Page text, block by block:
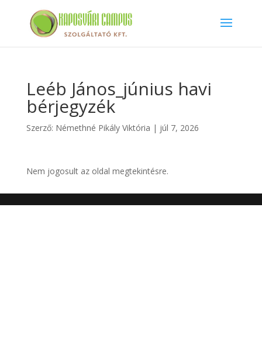
Leéb János_június havi
bérjegyzék
Szerző: Némethné Pikály Viktória | júl 7, 2026
Nem jogosult az oldal megtekintésre.